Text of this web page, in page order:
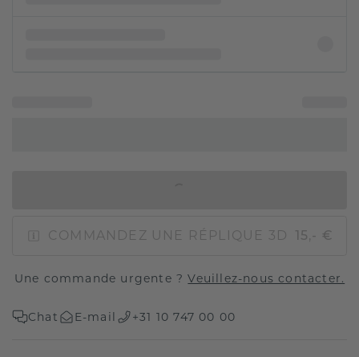
COMMANDEZ UNE RÉPLIQUE 3D 15,- €
Une commande urgente ?Veuillez-nous contacter.
Chat E-mail +31 10 747 00 00